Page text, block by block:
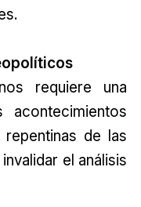
requiere una
de las
el análisis